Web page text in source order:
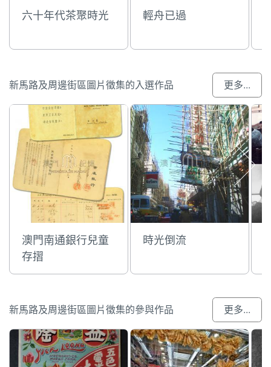
六十年代茶聚時光 輕舟已過
新馬路及周邊街區圖片徵集的入選作品 更多...
澳門南通銀行兒童
存摺
時光倒流
新馬路及周邊街區圖片徵集的參與作品 更多...